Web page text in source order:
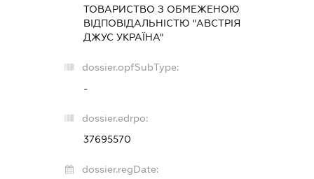
ТОВАРИСТВО З ОБМЕЖЕНОЮ
ВІДПОВІДАЛЬНІСТЮ "АВСТРІЯ
ДЖУС УКРАЇНА"
dossier.opfSubType:
-
dossier.edrpo:
37695570
dossier.regDate: